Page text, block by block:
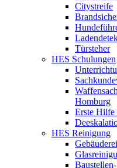
Citystreife
Türsteher
HES Schulungen
Homburg
Erste Hilfe
HES Reinigung